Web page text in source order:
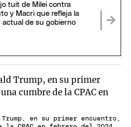
tuit de Milei contra
y Macri que refleja la
actual de su gobierno
en su primer encuentro,